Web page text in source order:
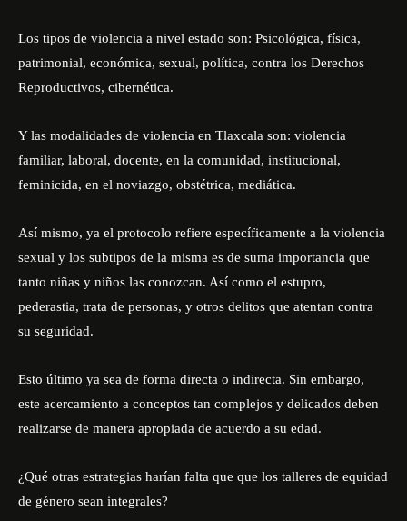
Los tipos de violencia a nivel estado son: Psicológica, física,
patrimonial, económica, sexual, política, contra los Derechos
Reproductivos, cibernética.
Y las modalidades de violencia en Tlaxcala son: violencia
familiar, laboral, docente, en la comunidad, institucional,
feminicida, en el noviazgo, obstétrica, mediática.
Así mismo, ya el protocolo refiere específicamente a la violencia
sexual y los subtipos de la misma es de suma importancia que
tanto niñas y niños las conozcan. Así como el estupro,
pederastia, trata de personas, y otros delitos que atentan contra
su seguridad.
Esto último ya sea de forma directa o indirecta. Sin embargo,
este acercamiento a conceptos tan complejos y delicados deben
realizarse de manera apropiada de acuerdo a su edad.
¿Qué otras estrategias harían falta que que los talleres de equidad
de género sean integrales?